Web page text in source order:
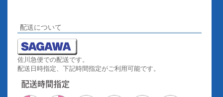
配送について
佐川急便での配送です。
配送日時指定、下記時間指定がご利用可能です。